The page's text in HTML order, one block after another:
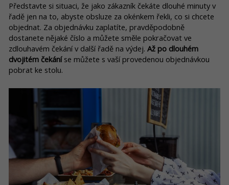
Představte si situaci, že jako zákazník čekáte dlouhé minuty v
řadě jen na to, abyste obsluze za okénkem řekli, co si chcete
objednat. Za objednávku zaplatíte, pravděpodobně
dostanete nějaké číslo a můžete směle pokračovat ve
zdlouhavém čekání v další řadě na výdej. Až po dlouhém
dvojitém čekáníse můžete s vaší provedenou objednávkou
pobrat ke stolu.